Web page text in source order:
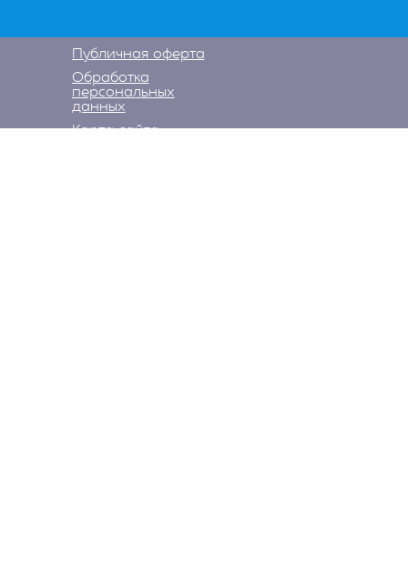
Публичная оферта
Обработка
персональных
данных
Карта сайта